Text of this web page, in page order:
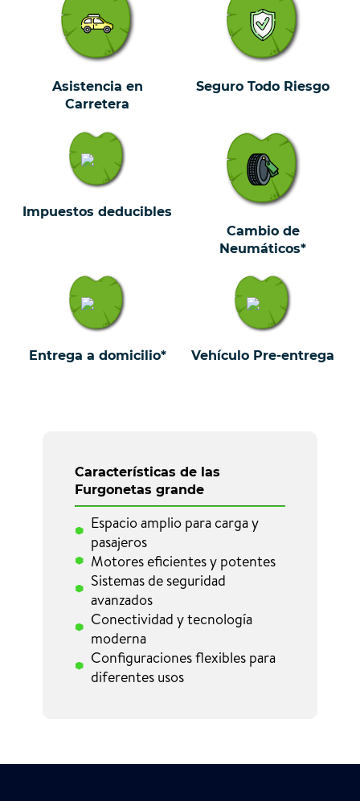
Asistencia en
Carretera
Seguro Todo Riesgo
Impuestos deducibles
Cambio de
Neumáticos*
Entrega a domicilio* Vehículo Pre-entrega
Características de las
Furgonetas grande
Espacio amplio para carga y
pasajeros
Motores eficientes y potentes
Sistemas de seguridad
avanzados
Conectividad y tecnología
moderna
Configuraciones flexibles para
diferentes usos